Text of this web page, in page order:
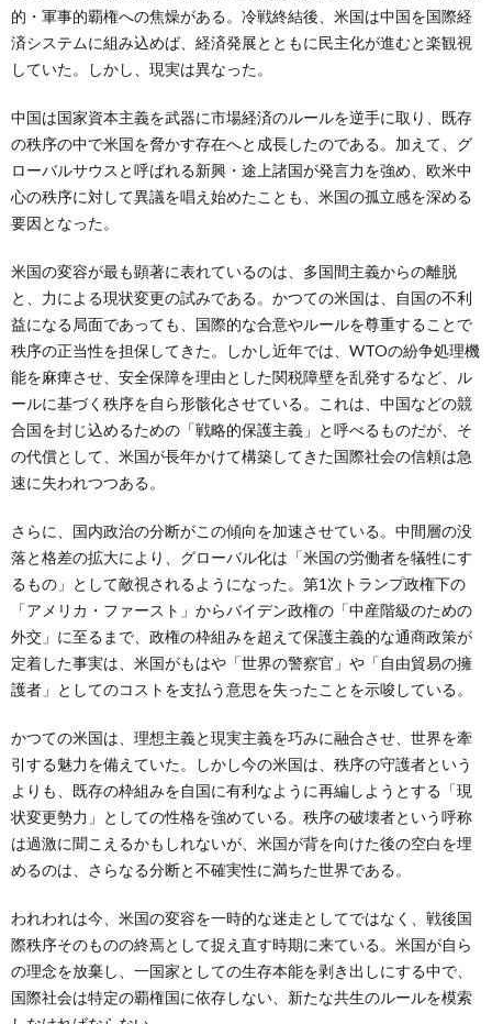
的・軍事的覇権への焦燥がある。冷戦終結後、米国は中国を国際経
済システムに組み込めば、経済発展とともに民主化が進むと楽観視
していた。しかし、現実は異なった。
中国は国家資本主義を武器に市場経済のルールを逆手に取り、既存
の秩序の中で米国を脅かす存在へと成長したのである。加えて、グ
ローバルサウスと呼ばれる新興・途上諸国が発言力を強め、欧米中
心の秩序に対して異議を唱え始めたことも、米国の孤立感を深める
要因となった。
米国の変容が最も顕著に表れているのは、多国間主義からの離脱
と、力による現状変更の試みである。かつての米国は、自国の不利
益になる局面であっても、国際的な合意やルールを尊重することで
秩序の正当性を担保してきた。しかし近年では、WTOの紛争処理機
能を麻痺させ、安全保障を理由とした関税障壁を乱発するなど、ル
ールに基づく秩序を自ら形骸化させている。これは、中国などの競
合国を封じ込めるための「戦略的保護主義」と呼べるものだが、そ
の代償として、米国が長年かけて構築してきた国際社会の信頼は急
速に失われつつある。
さらに、国内政治の分断がこの傾向を加速させている。中間層の没
落と格差の拡大により、グローバル化は「米国の労働者を犠牲にす
るもの」として敵視されるようになった。第1次トランプ政権下の
「アメリカ・ファースト」からバイデン政権の「中産階級のための
外交」に至るまで、政権の枠組みを超えて保護主義的な通商政策が
定着した事実は、米国がもはや「世界の警察官」や「自由貿易の擁
護者」としてのコストを支払う意思を失ったことを示唆している。
かつての米国は、理想主義と現実主義を巧みに融合させ、世界を牽
引する魅力を備えていた。しかし今の米国は、秩序の守護者という
よりも、既存の枠組みを自国に有利なように再編しようとする「現
状変更勢力」としての性格を強めている。秩序の破壊者という呼称
は過激に聞こえるかもしれないが、米国が背を向けた後の空白を埋
めるのは、さらなる分断と不確実性に満ちた世界である。
われわれは今、米国の変容を一時的な迷走としてではなく、戦後国
際秩序そのものの終焉として捉え直す時期に来ている。米国が自ら
の理念を放棄し、一国家としての生存本能を剥き出しにする中で、
国際社会は特定の覇権国に依存しない、新たな共生のルールを模索